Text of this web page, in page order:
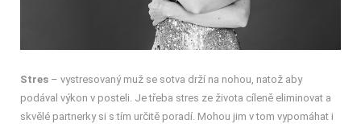
Stres – vystresovaný muž se sotva drží na nohou, natož aby
podával výkon v posteli. Je třeba stres ze života cíleně eliminovat a
skvělé partnerky si s tím určitě poradí. Mohou jim v tom vypomáhat i